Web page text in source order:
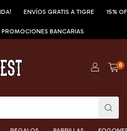
ENVÍOS GRATIS A TIGRE 15% OFF
PROMOCIONES BANCARIAS
0